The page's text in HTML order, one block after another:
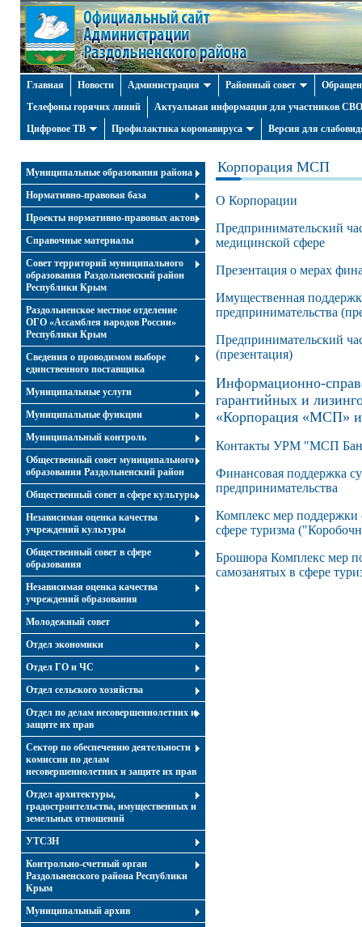
Главная Новости Администрация Районный совет
Телефоны горячих линий
Актуальная информация для участников СВО
Цифровое ТВ
Профилактика коронавируса Версия для
Муниципальные образования района
Нормативно-правовая база
Проекты нормативно-правовых актов
Справочные материалы
Совет территорий муниципального
образования Раздольненский район
Республики Крым
Раздольненское местное отделение
ОГО «Ассамблея народов России»
Республики Крым
Cведения о проводимом выборе
единственного поставщика
Муниципальные услуги
Муниципальные функции
Муниципальный контроль
Общественный совет муниципального
образования Раздольненский район
Общественный совет в сфере культуры
Независимая оценка качества
учреждений культуры
Общественный совет в сфере
образования
Независимая оценка качества
учреждений образования
Молодежный совет
Отдел экономики
Отдел ГО и ЧС
Отдел сельского хозяйства
Отдел по делам несовершеннолетних и
защите их прав
Сектор по обеспечению деятельности
комиссии по делам
несовершеннолетних и защите их прав
Отдел архитектуры,
градостроительства, имущественных и
земельных отношений
УТСЗН
Контрольно-счетный орган
Раздольненского района Республики
Крым
Муниципальный архив
Корпорация МСП
О Корпорации
Предпринимательский
медицинской сфере
Презентация о мерах
Имущественная
предпринимательства
Предпринимательский
(презентация)
Информационно-
гарантийных и
«Корпорация «МСП»
Контакты УРМ "МСП
Финансовая поддержка
предпринимательства
Комплекс мер
сфере туризма
Брошюра Комплекс мер
самозанятых в сфере